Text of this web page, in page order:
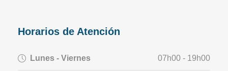
Horarios de Atención
Lunes - Viernes 07h00 - 19h00